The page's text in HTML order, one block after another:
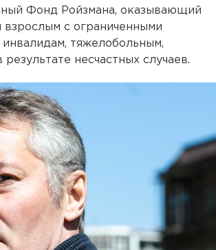
Фонд Ройзмана, оказывающий
с ограниченными
тяжелобольным,
несчастных случаев.